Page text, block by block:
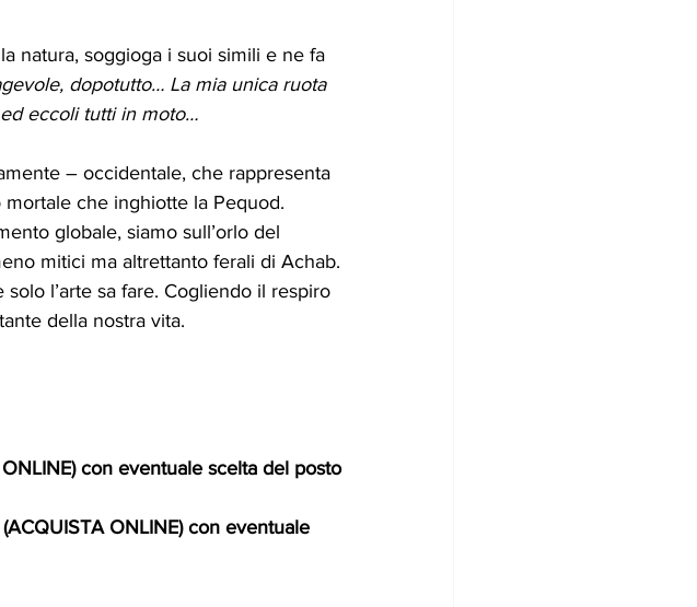
natura, soggioga i suoi simili e ne fa
dopotutto… La mia unica ruota
eccoli tutti in moto…
– occidentale, che rappresenta
che inghiotte la Pequod.
globale, siamo sull’orlo del
mitici ma altrettanto ferali di Achab.
l’arte sa fare. Cogliendo il respiro
della nostra vita.
con eventuale scelta del posto
ONLINE) con eventuale